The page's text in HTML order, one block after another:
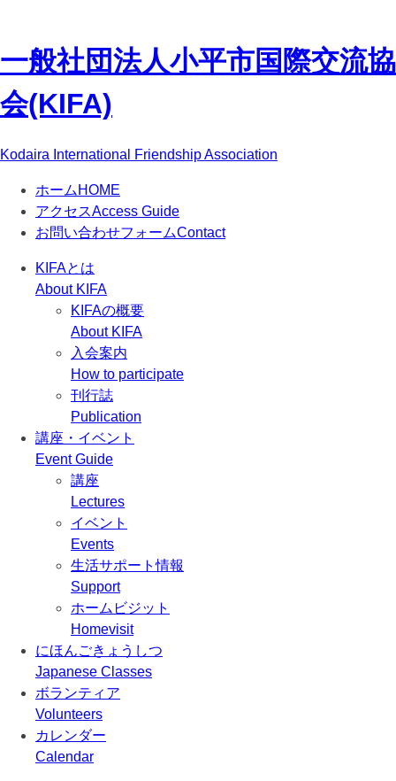
一般社団法人小平市国際交流協
会(KIFA)
Kodaira International Friendship Association
ホーム HOME
アクセスAccess Guide
お問い合わせフォームContact
KIFAとは
About KIFA
KIFAの概要
About KIFA
入会案内
How to participate
刊行誌
Publication
講座・イベント
Event Guide
講座
Lectures
イベント
Events
生活サポート情報
Support
ホームビジット
Homevisit
にほんごきょうしつ
Japanese Classes
ボランティア
Volunteers
カレンダー
Calendar